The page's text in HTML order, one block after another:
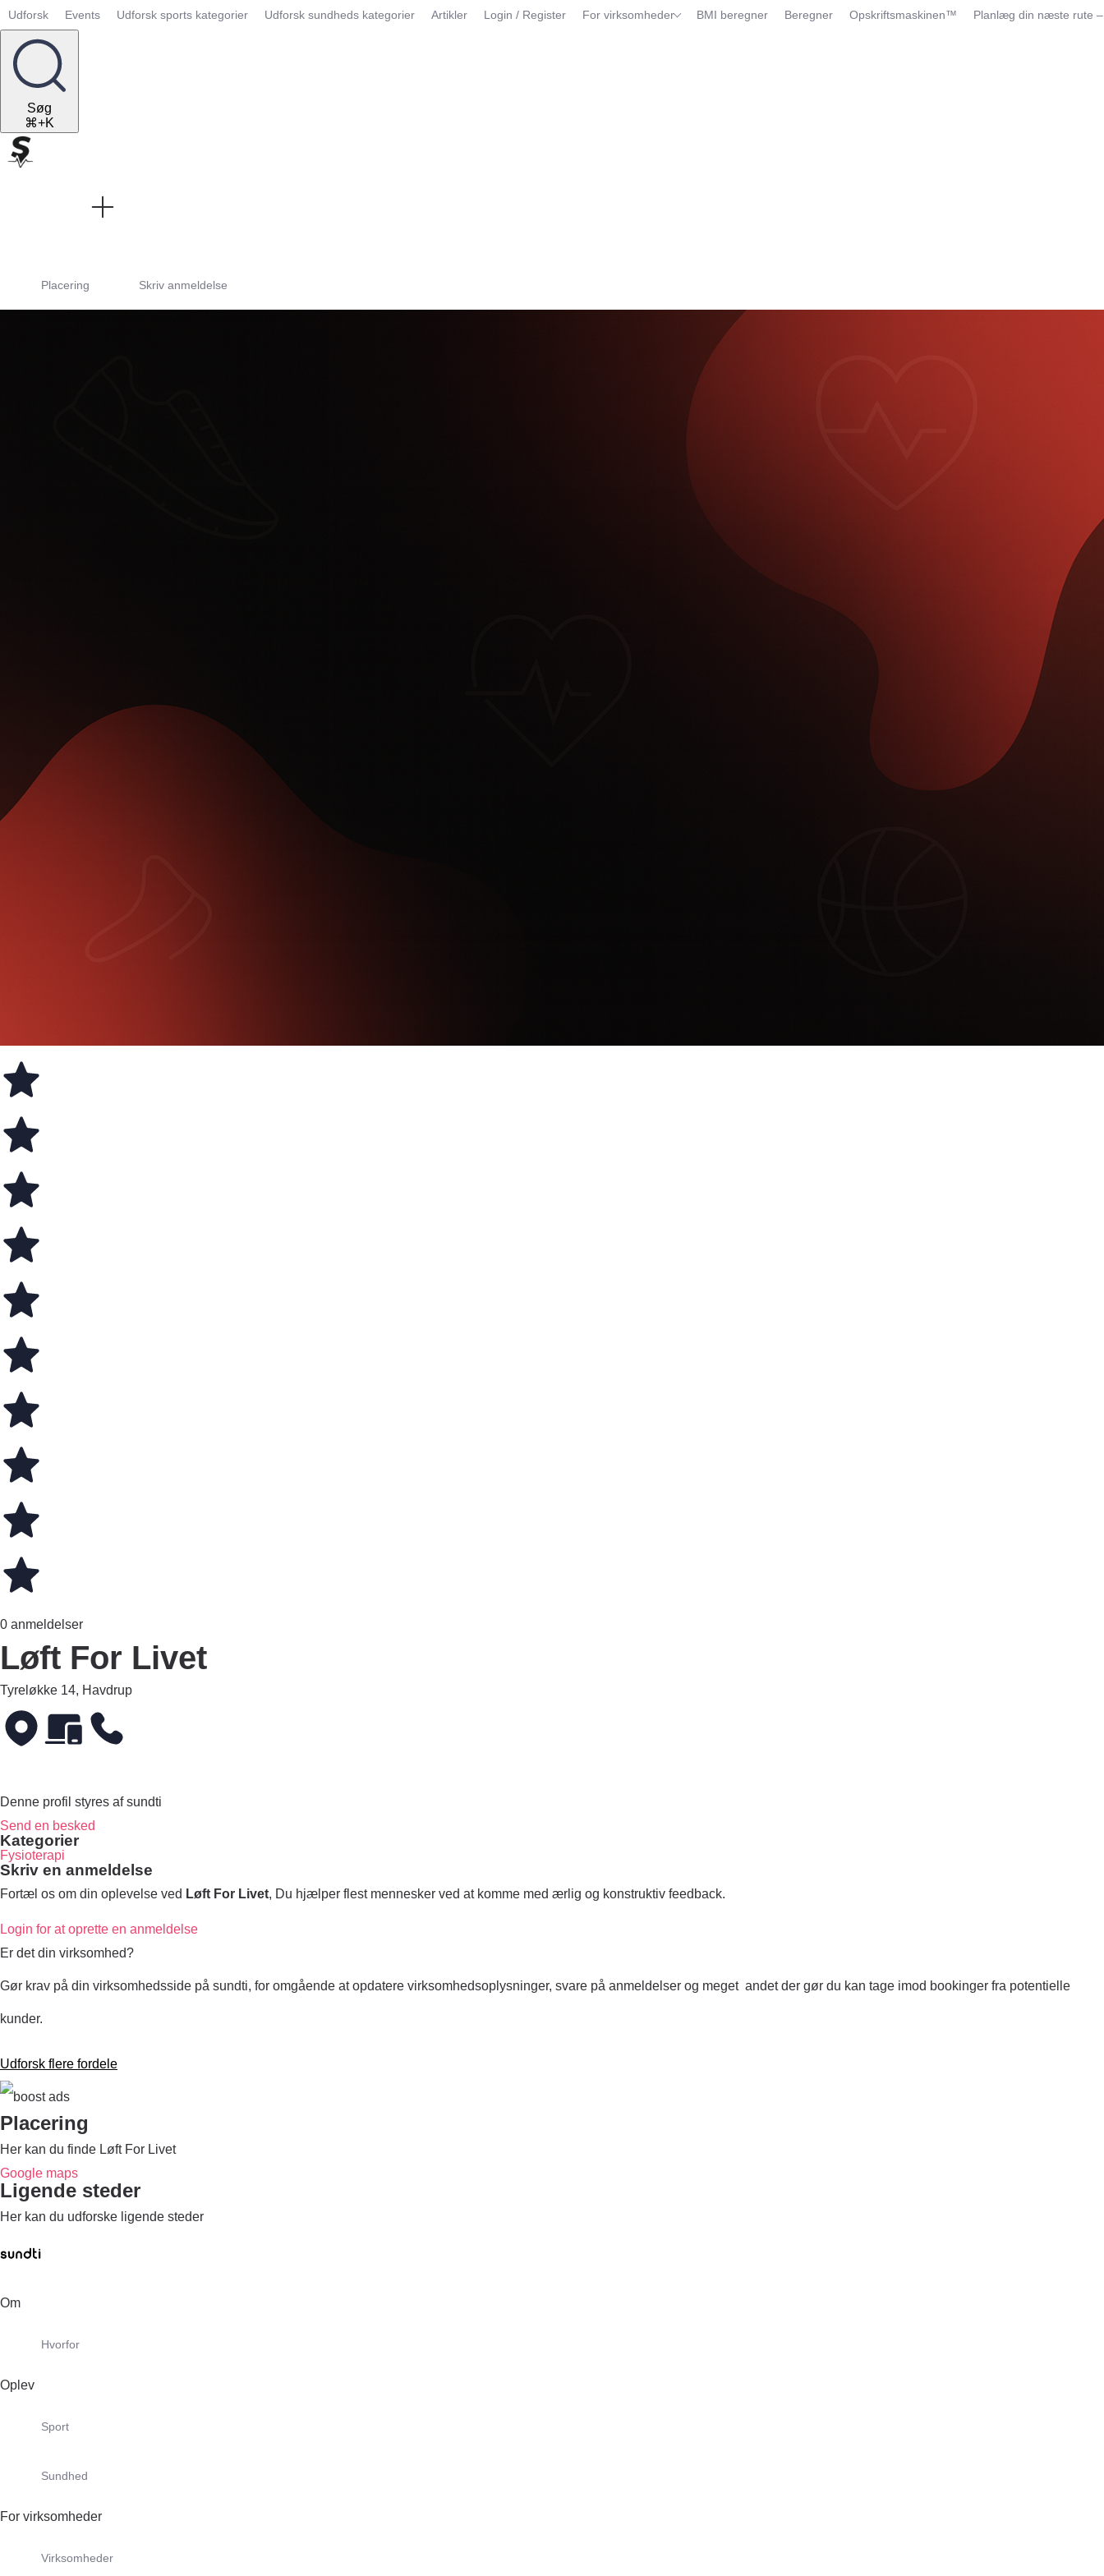
Udforsk Events Udforsk sports kategorier Udforsk sundheds kategorier Artikler Login / Register For virksomheder BMI beregner Beregner Opskriftsmaskinen™ Planlæg din næste rute
Søg
⌘+K
Placering Skriv anmeldelse
0 anmeldelser
Løft For Livet
Tyreløkke 14, Havdrup
Denne profil styres af sundti
Send en besked
Kategorier
Fysioterapi
Skriv en anmeldelse
Fortæl os om din oplevelse ved Løft For Livet, Du hjælper flest mennesker ved at komme med ærlig og konstruktiv feedback.
Login for at oprette en anmeldelse
Er det din virksomhed?
Gør krav på din virksomhedsside på sundti, for omgående at opdatere virksomhedsoplysninger, svare på anmeldelser og meget andet der gør du kan tage imod bookinger fra potentielle
kunder.
Udforsk flere fordele
Placering
Her kan du finde Løft For Livet
Google maps
Ligende steder
Her kan du udforske ligende steder
Om
Hvorfor
Oplev
Sport
Sundhed
For virksomheder
Virksomheder